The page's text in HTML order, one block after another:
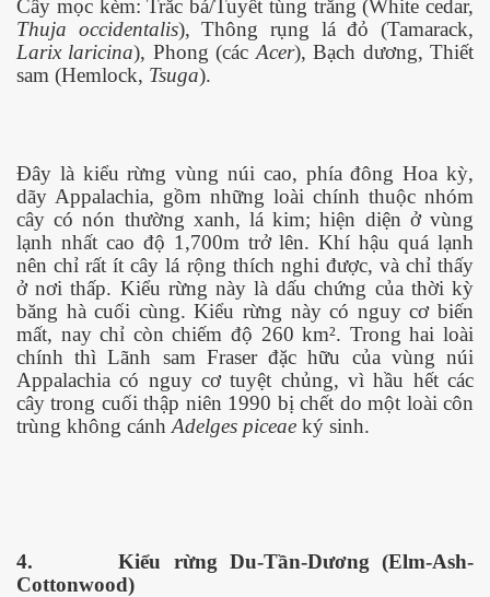
Cây mọc kèm: Trắc bá/Tuyết tùng trắng (White cedar,
Thuja occidentalis), Thông rụng lá đỏ (Tamarack,
Larix laricina), Phong (cácAcer), Bạch dương, Thiết
sam (Hemlock, Tsuga).
Đây là kiểu rừng vùng núi cao, phía đông Hoa kỳ,
dãy Appalachia, gồm những loài chính thuộc nhóm
cây có nón thường xanh, lá kim; hiện diện ở vùng
lạnh nhất cao độ 1,700m trở lên. Khí hậu quá lạnh
nên chỉ rất ít cây lá rộng thích nghi được, và chỉ thấy
ở nơi thấp. Kiểu rừng này là dấu chứng của thời kỳ
băng hà cuối cùng. Kiểu rừng này có nguy cơ biến
mất, nay chỉ còn chiếm độ 260 km². Trong hai loài
chính thì Lãnh sam Fraser đặc hữu của vùng núi
Appalachia có nguy cơ tuyệt chủng, vì hầu hết các
cây trong cuối thập niên 1990 bị chết do một loài côn
trùng không cánh Adelges piceae ký sinh.
4.
Kiểu rừng Du-Tần-Dương (Elm-Ash-
Cottonwood)
tại Nam Kỳ. P3
Cửu Long